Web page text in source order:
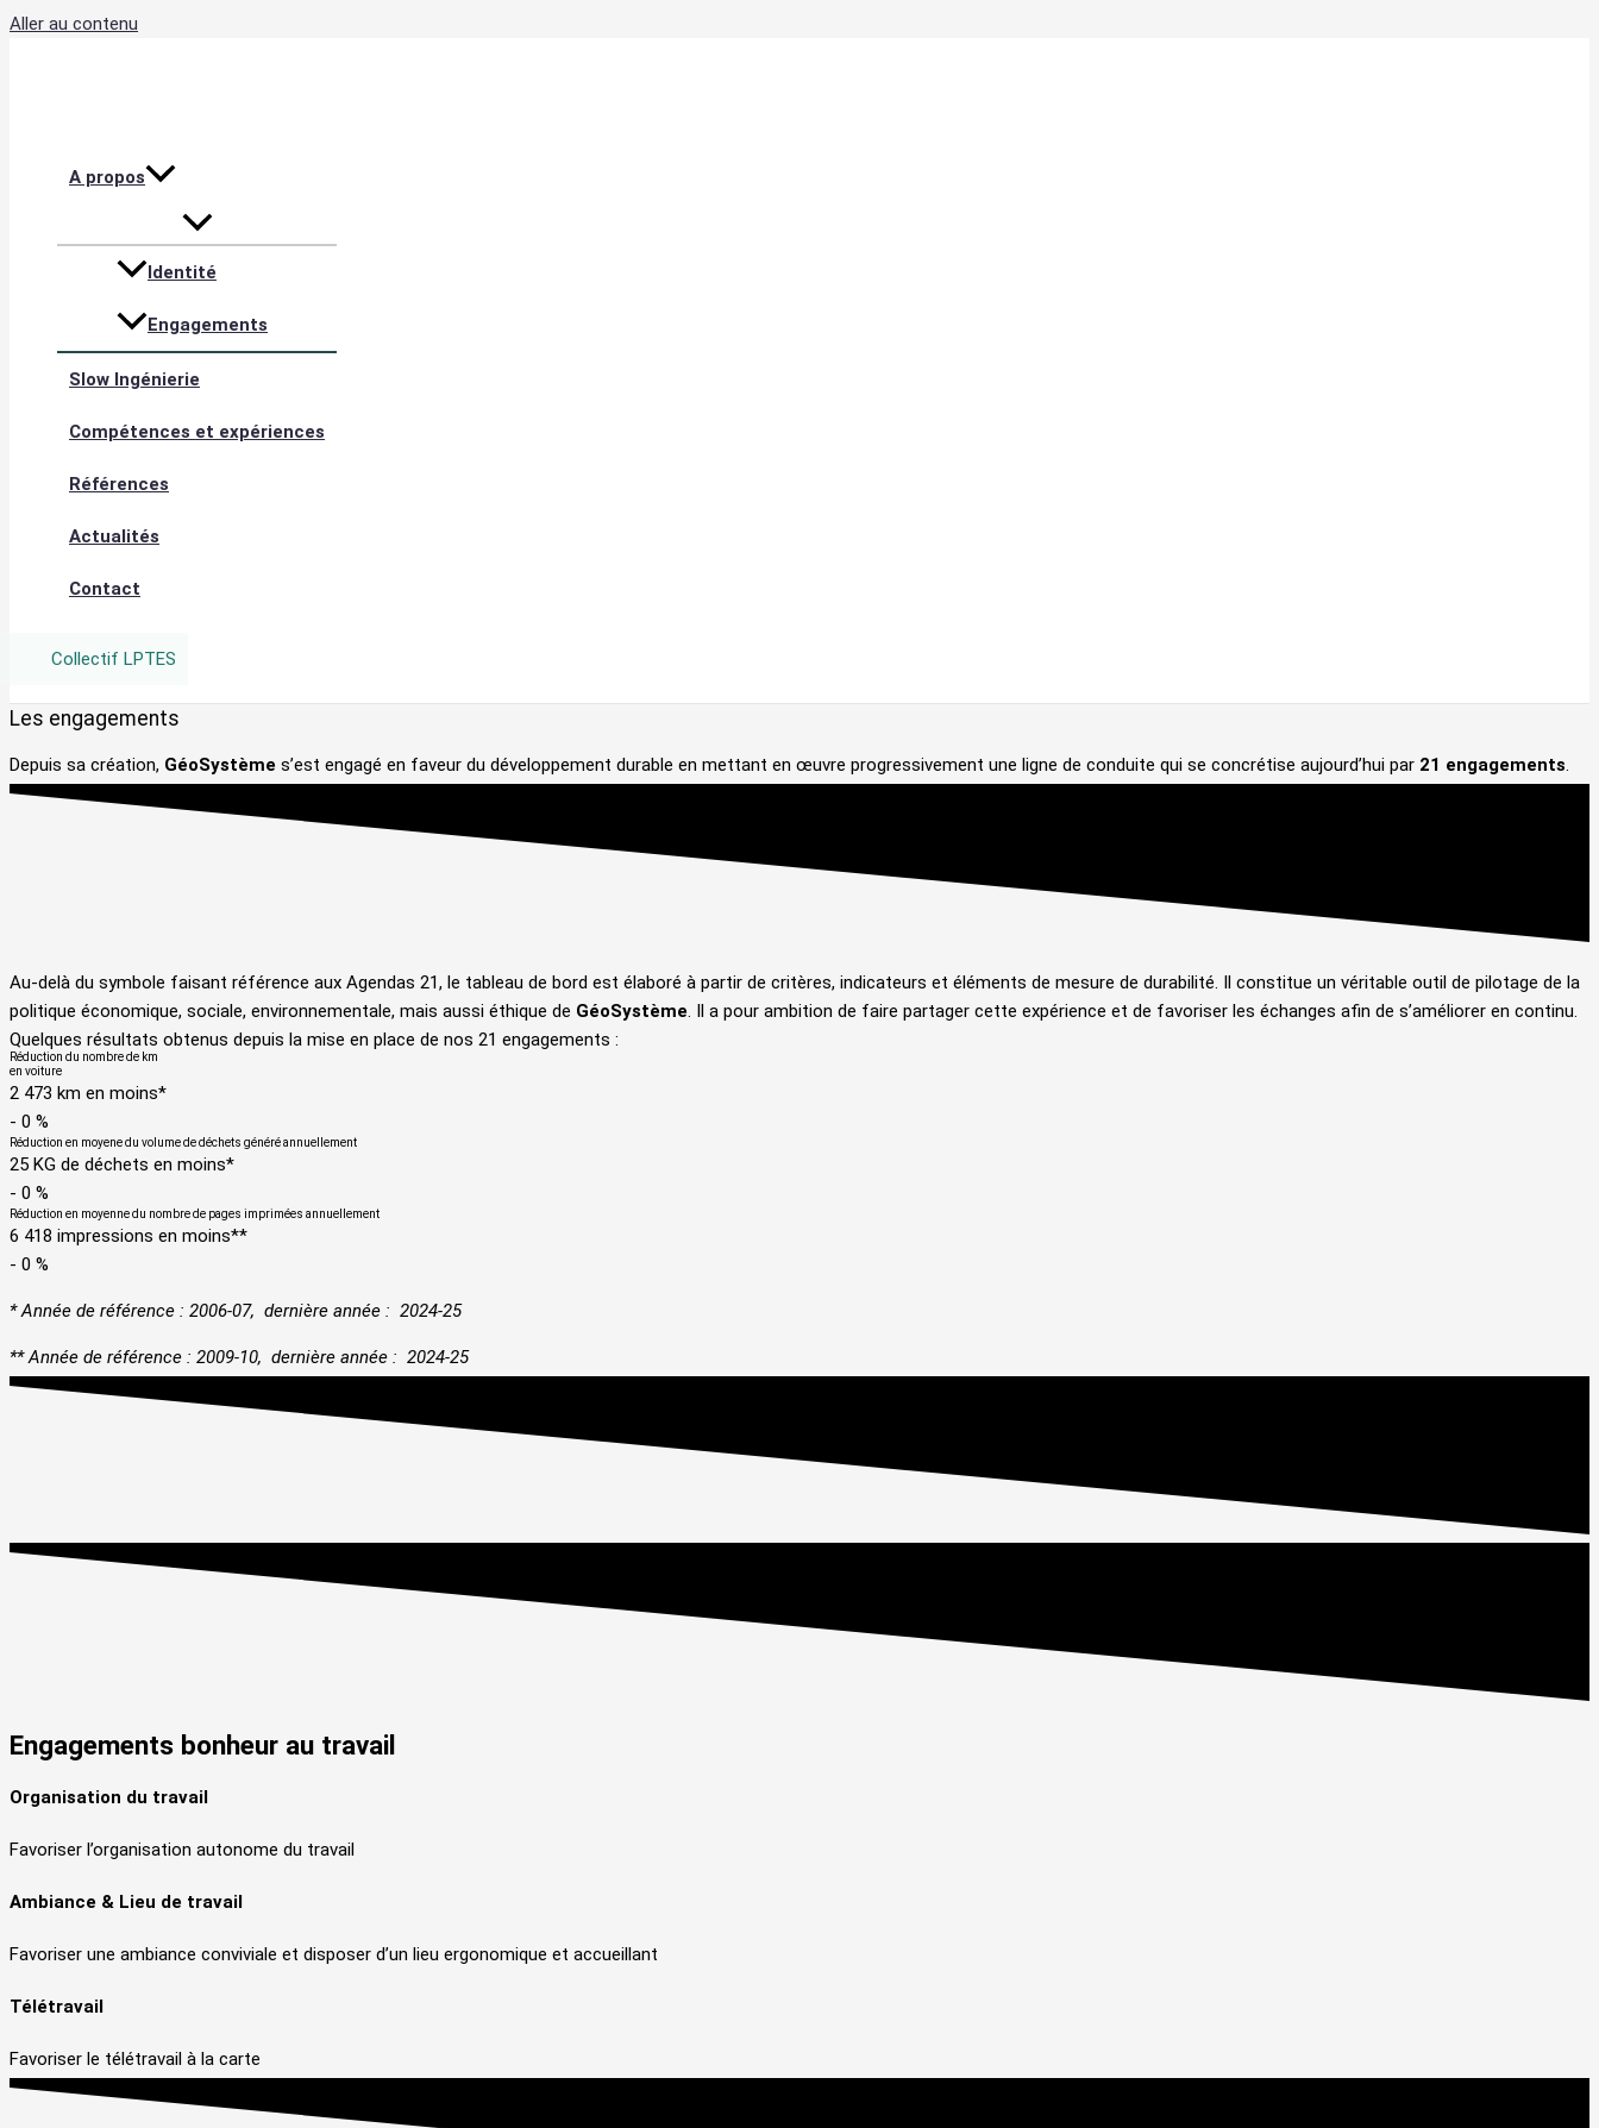
Aller au contenu
A propos
Identité
Engagements
Slow Ingénierie
Compétences et expériences
Références
Actualités
Contact
Collectif LPTES
Les engagements
Depuis sa création, GéoSystème s’est engagé en faveur du développement durable en mettant en œuvre progressivement une ligne de conduite qui se concrétise aujourd’hui par 21 engagements.
Au-delà du symbole faisant référence aux Agendas 21, le tableau de bord est élaboré à partir de critères, indicateurs et éléments de mesure de durabilité. Il constitue un véritable outil de pilotage de la
politique économique, sociale, environnementale, mais aussi éthique de GéoSystème . Il a pour ambition de faire partager cette expérience et de favoriser les échanges afin de s’améliorer en continu.
Quelques résultats obtenus depuis la mise en place de nos 21 engagements :
Réduction du nombre de km
en voiture
2 473 km en moins*
- 0 %
Réduction en moyene du volume de déchets généré annuellement
25 KG de déchets en moins*
- 0 %
Réduction en moyenne du nombre de pages imprimées annuellement
6 418 impressions en moins**
- 0 %
* Année de référence : 2006-07, dernière année : 2024-25
**Année de référence : 2009-10, dernière année : 2024-25
Engagements bonheur au travail
Organisation du travail
Favoriser l’organisation autonome du travail
Ambiance & Lieu de travail
Favoriser une ambiance conviviale et disposer d’un lieu ergonomique et accueillant
Télétravail
Favoriser le télétravail à la carte